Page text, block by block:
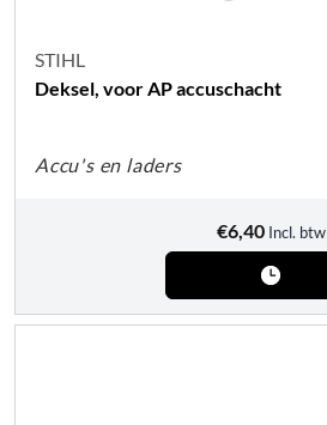
STIHL
Deksel, voor AP accuschacht
Accu's en laders
€6,40 Incl. btw